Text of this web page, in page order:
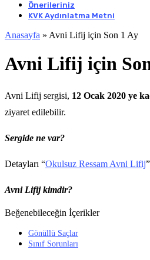
Önerileriniz
KVK Aydınlatma Metni
Anasayfa » Avni Lifij için Son 1 Ay
Avni Lifij için
Avni Lifij sergisi, 12 Ocak 2020 ye
ziyaret edilebilir.
Sergide ne var?
Detayları “Okulsuz Ressam Avni Lifij
Avni Lifij kimdir?
Beğenebileceğin İçerikler
Gönüllü Saçlar
Sınıf Sorunları